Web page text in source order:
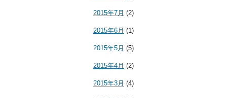
2015年7月 (2)
2015年6月 (1)
2015年5月 (5)
2015年4月 (2)
2015年3月 (4)